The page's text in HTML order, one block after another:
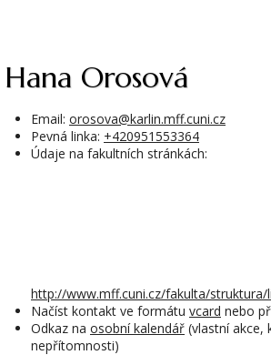
Hana Orosová
Email: orosova@karlin.mff.cuni.cz
Pevná linka: +420951553364
Údaje na fakultních stránkách:
http://www.mff.cuni.cz/fakulta/struktura/
Načíst kontakt ve formátu vcard nebo
Odkaz na osobní kalendář (vlastní akce,
nepřítomnosti)